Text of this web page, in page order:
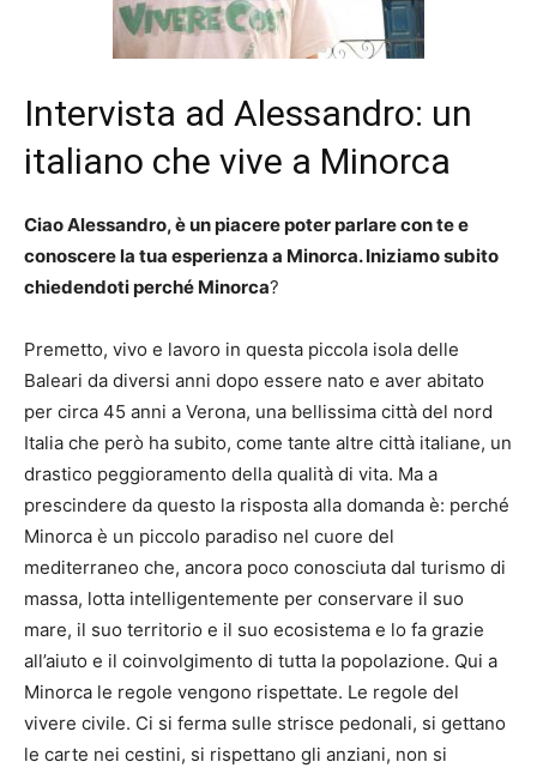
Intervista ad Alessandro: un
italiano che vive a Minorca
Ciao Alessandro, è un piacere poter parlare con te e
conoscere la tua esperienza a Minorca. Iniziamo subito
chiedendotiperché Minorca?
Premetto, vivo e lavoro in questa piccola isola delle
Baleari da diversi anni dopo essere nato e aver abitato
per circa 45 anni a Verona, una bellissima città del nord
Italia che però ha subito, come tante altre città italiane, un
drastico peggioramento della qualità di vita. Ma a
prescindere da questo la risposta alla domanda è: perché
Minorca è un piccolo paradiso nel cuore del
mediterraneo che, ancora poco conosciuta dal turismo di
massa, lotta intelligentemente per conservare il suo
mare, il suo territorio e il suo ecosistema e lo fa grazie
all’aiuto e il coinvolgimento di tutta la popolazione. Qui a
Minorca le regole vengono rispettate. Le regole del
vivere civile. Ci si ferma sulle strisce pedonali, si gettano
le carte nei cestini, si rispettano gli anziani, non si